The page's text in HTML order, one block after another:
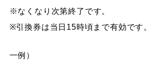
※なくなり次第終了です。
※引換券は当日15時頃まで有効です。
一例）